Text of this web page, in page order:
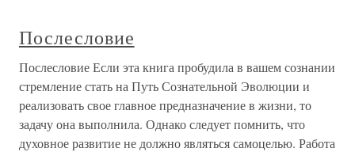
Послесловие
Послесловие Если эта книга пробудила в вашем сознании
стремление стать на Путь Сознательной Эволюции и
реализовать свое главное предназначение в жизни, то
задачу она выполнила. Однако следует помнить, что
духовное развитие не должно являться самоцелью. Работа